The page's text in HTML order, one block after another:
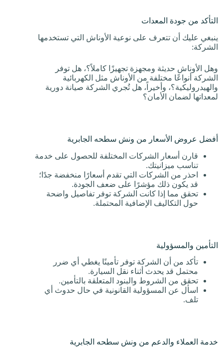
التأكد من جودة المعدات
ينبغي عليك أن تتعرف على نوعية الأوناش التي تستخدمها
الشركة:
وهل الأوناش حديثة ومجهزة تجهيزًا كاملاً؟، هل توفر
الشركة أنواعًا مختلفة من الأوناش مثل الكهربائية
والهيدروليكية؟، وأخيراً، هل تُجري الشركة صيانة دورية
لمعداتها لضمان الأمان؟
أفضل عروض الأسعار من ونش سطحه الجابرية
قارن أسعار الشركات المختلفة للحصول على خدمة
تناسب ميزانيتك.
احذر من الشركات التي تقدم أسعارًا منخفضة جدًا؛
قد يكون ذلك مؤشرًا على ضعف الجودة.
تحقق مما إذا كانت الشركة توفر تفاصيل واضحة
حول التكاليف الإضافية المحتملة.
التأمين والمسؤولية
تأكد من أن الشركة توفر تأمينًا يغطي أي ضرر
محتمل قد يحدث أثناء نقل السيارة.
تحقق من الشروط والبنود المتعلقة بالتأمين.
اسأل عن المسؤولية القانونية في حال حدوث أي
تلف.
خدمة العملاء والدعم من ونش سطحه الجابرية